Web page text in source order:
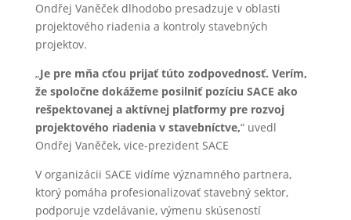
Ondřej Vaněček dlhodobo presadzuje v oblasti
projektového riadenia a kontroly stavebných
projektov.
„Je pre mňa cťou prijať túto zodpovednosť. Verím,
že spoločne dokážeme posilniť pozíciu SACE ako
rešpektovanej a aktívnej platformy pre rozvoj
projektového riadenia v stavebníctve,“ uvedl
Ondřej Vaněček, vice-prezident SACE
V organizácii SACE vidíme významného partnera,
ktorý pomáha profesionalizovať stavebný sektor,
podporuje vzdelávanie, výmenu skúseností